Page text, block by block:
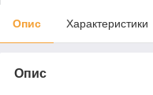
Опис Характеристики
Опис